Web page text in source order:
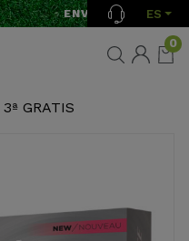
ENVÍO GRATIS AES
0
GRATIS